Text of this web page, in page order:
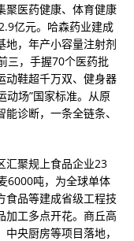
聚医药健康、体育健康
亿元。哈森药业建成
地，年产小容量注射剂
三，手握70个医药批
动鞋超千万双、健身器
动场”国家标准。从原
诊断，一条全链条、
汇聚规上食品企业23
6000吨，为全球单体
食品等建成省级工程技
加工多点开花。商丘高
央厨房等项目落地，